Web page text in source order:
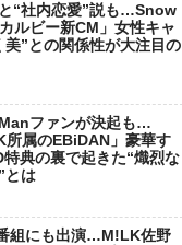
“社内恋愛”説も…Snow
ルビー新CM」女性キャ
美”との関係性が大注目の
ファンが決起も…
所属のEBiDAN」豪華す
特典の裏で起きた“熾烈な
とは
組にも出演…M!LK佐野